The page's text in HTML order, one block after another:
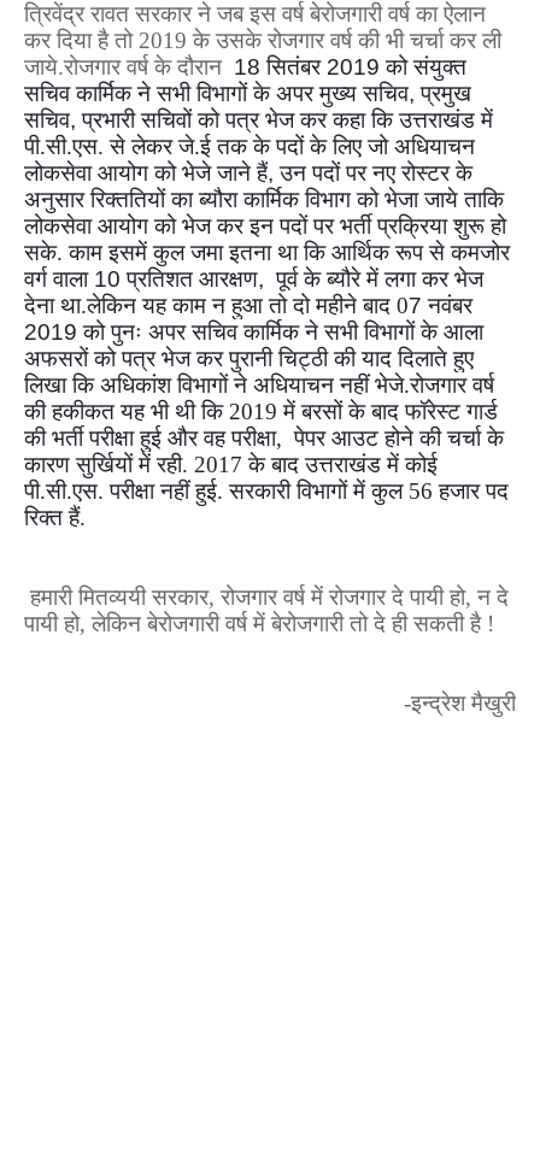
त्रिवेंद्र रावत सरकार ने जब इस वर्ष बेरोजगारी वर्ष का ऐलान
कर दिया है तो 2019 के उसके रोजगार वर्ष की भी चर्चा कर ली
जाये.रोजगार वर्ष के दौरान 18सितंबर 2019को संयुक्त
सचिव कार्मिक ने सभी विभागों के अपर मुख्य सचिव,प्रमुख
सचिव,प्रभारी सचिवों को पत्र भेज कर कहा कि उत्तराखंड में
पी.सी.एस. से लेकर जे.ई तक के पदों के लिए जो अधियाचन
लोकसेवा आयोग को भेजे जाने हैं,उन पदों पर नए रोस्टर के
अनुसार रिक्ततियों का ब्यौरा कार्मिक विभाग को भेजा जाये ताकि
लोकसेवा आयोग को भेज कर इन पदों पर भर्ती प्रक्रिया शुरू हो
सके. काम इसमें कुल जमा इतना था कि आर्थिक रूप से कमजोर
वर्ग वाला 10प्रतिशत आरक्षण,पूर्व के ब्यौरे में लगा कर भेज
देना था.लेकिन यह काम न हुआ तो दो महीने बाद 07नवंबर
2019को पुनः अपर सचिव कार्मिक ने सभी विभागों के आला
अफसरों को पत्र भेज कर पुरानी चिट्ठी की याद दिलाते हुए
लिखा कि अधिकांश विभागों ने अधियाचन नहीं भेजे.रोजगार वर्ष
की हकीकत यह भी थी कि 2019 में बरसों के बाद फॉरेस्ट गार्ड
की भर्ती परीक्षा हुई और वह परीक्षा, पेपर आउट होने की चर्चा के
कारण सुर्खियों में रही. 2017 के बाद उत्तराखंड में कोई
पी.सी.एस. परीक्षा नहीं हुई. सरकारी विभागों में कुल 56 हजार पद
रिक्त हैं.
हमारी मितव्ययी सरकार, रोजगार वर्ष में रोजगार दे पायी हो, न दे
पायी हो, लेकिन बेरोजगारी वर्ष में बेरोजगारी तो दे ही सकती है !
-इन्द्रेश मैखुरी